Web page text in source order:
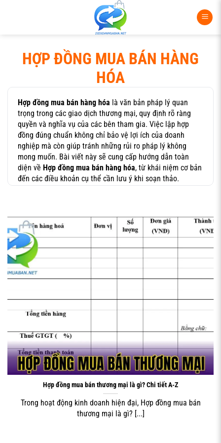
HỢP ĐỒNG MUA BÁN HÀNG
HÓA
Hợp đồng mua bán hàng hóa là văn bản pháp lý quan
trọng trong các giao dịch thương mại, quy định rõ ràng
quyền và nghĩa vụ của các bên tham gia. Việc lập hợp
đồng đúng chuẩn không chỉ bảo vệ lợi ích của doanh
nghiệp mà còn giúp tránh những rủi ro pháp lý không
mong muốn. Bài viết này sẽ cung cấp hướng dẫn toàn
diện về Hợp đồng mua bán hàng hóa, từ khái niệm cơ bản
đến các điều khoản cụ thể cần lưu ý khi soạn thảo.
đồng mua bán hàng hóa
Theo quy định của Bộ luật Dân sự 2015, hợp đồng mua
bán hàng hóa là thỏa thuận giữa các bên, trong đó bên
bán có nghĩa vụ giao hàng hóa và chuyển quyền sở hữu
hàng hóa cho bên mua, bên mua có nghĩa vụ nhận hàng
hóa và thanh toán tiền. Đây là loại hợp đồng phổ biến
dụng rộng rãi từ các giao dịch nhỏ lẻ đến những thương
vụ lớn giữa các doanh nghiệp.
HỢP ĐỒNG MUA BÁN THƯƠNG MẠI
Hợp đồng mua bán thương mại là gì? Chi tiết A-Z
Trong hoạt động kinh doanh hiện đại, Hợp đồng mua bán
thương mại là gì? [...]